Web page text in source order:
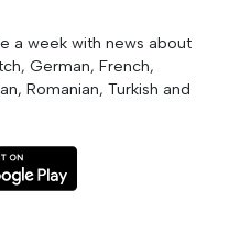
a week with news about
German, French,
Romanian, Turkish and